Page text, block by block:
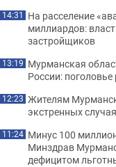
14:31 На расселение
миллиардов:
застройщиков
13:19 Мурманская
России: поголовье
12:23 Жителям
экстренных
11:24 Минус 100
Минздрав
дефицитом